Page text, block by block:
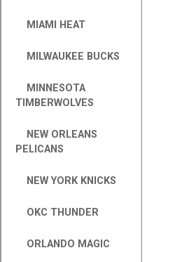
MIAMI HEAT
MILWAUKEE BUCKS
MINNESOTA
TIMBERWOLVES
NEW ORLEANS
PELICANS
NEW YORK KNICKS
OKC THUNDER
ORLANDO MAGIC